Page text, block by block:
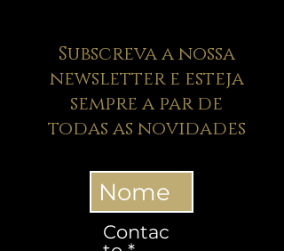
Subscreva a nossa
newsletter e esteja
sempre a par de
todas as novidades
Contac